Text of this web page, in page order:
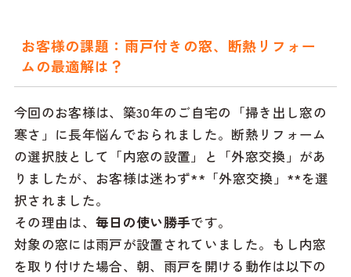
お客様の課題：雨戸付きの窓、断熱リフォー
ムの最適解は？
今回のお客様は、築30年のご自宅の「掃き出し窓の
寒さ」に長年悩んでおられました。断熱リフォーム
の選択肢として「内窓の設置」と「外窓交換」があ
りましたが、お客様は迷わず**「外窓交換」**を選
択されました。
その理由は、 毎日の使い勝手です。
対象の窓には雨戸が設置されていました。もし内窓
を取り付けた場合、朝、雨戸を開ける動作は以下の